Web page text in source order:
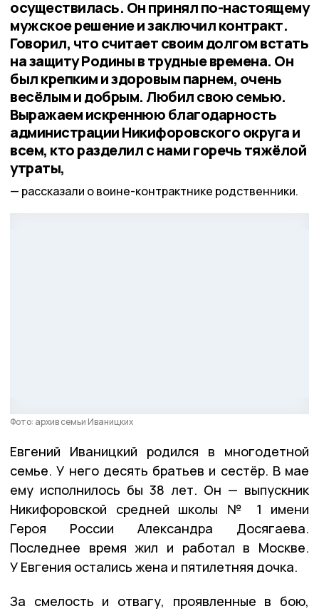
осуществилась. Он принял по-настоящему
мужское решение и заключил контракт.
Говорил, что считает своим долгом встать
на защиту Родины в трудные времена. Он
был крепким и здоровым парнем, очень
весёлым и добрым. Любил свою семью.
Выражаем искреннюю благодарность
администрации Никифоровского округа и
всем, кто разделил с нами горечь тяжёлой
утраты,
рассказали о воине-контрактнике родственники.
Фото: архив семьи Иваницких
Евгений Иваницкий родился в многодетной
семье. У него десять братьев и сестёр. В мае
ему исполнилось бы 38 лет. Он — выпускник
Никифоровской средней школы № 1 имени
Героя России Александра Досягаева.
Последнее время жил и работал в Москве.
У Евгения остались жена и пятилетняя дочка.
За смелость и отвагу, проявленные в бою,